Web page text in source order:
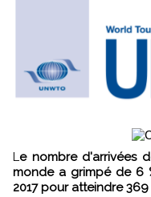
Le nombre d'arrivées
monde a grimpé de 6
2017 pour atteindre